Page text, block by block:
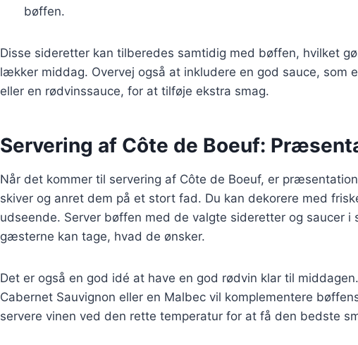
bøffen.
Disse sideretter kan tilberedes samtidig med bøffen, hvilket
lækker middag. Overvej også at inkludere en god sauce, som
eller en rødvinssauce, for at tilføje ekstra smag.
Servering af Côte de Boeuf:
Når det kommer til servering af Côte de Boeuf, er
skiver og anret dem på et stort fad. Du kan dekorere med
udseende. Server bøffen med de valgte sideretter og saucer i
gæsterne kan tage, hvad de ønsker.
Det er også en god idé at have en god rødvin klar til
Cabernet Sauvignon eller en Malbec vil komplementere
servere vinen ved den rette temperatur for at få den bedste